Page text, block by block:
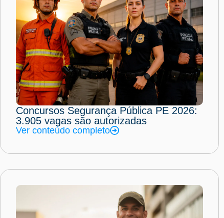
Concursos Segurança Pública PE 2026:
3.905 vagas são autorizadas
Ver conteúdo completo